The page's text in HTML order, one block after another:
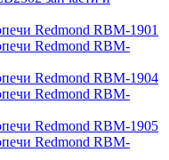
Redmond RBM-1901
Redmond RBM-
Redmond RBM-1904
Redmond RBM-
Redmond RBM-1905
Redmond RBM-